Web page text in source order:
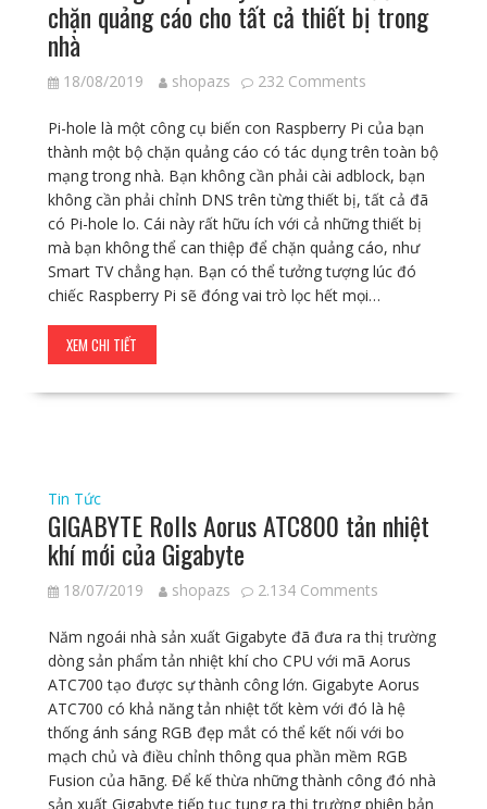
chặn quảng cáo cho tất cả thiết bị trong
nhà
18/08/2019 shopazs 232 Comments
Pi-hole là một công cụ biến con Raspberry Pi của bạn
thành một bộ chặn quảng cáo có tác dụng trên toàn bộ
mạng trong nhà. Bạn không cần phải cài adblock, bạn
không cần phải chỉnh DNS trên từng thiết bị, tất cả đã
có Pi-hole lo. Cái này rất hữu ích với cả những thiết bị
mà bạn không thể can thiệp để chặn quảng cáo, như
Smart TV chẳng hạn. Bạn có thể tưởng tượng lúc đó
chiếc Raspberry Pi sẽ đóng vai trò lọc hết mọi…
XEM CHI TIẾT
Tin Tức
GIGABYTE Rolls Aorus ATC800 tản nhiệt
khí mới của Gigabyte
18/07/2019 shopazs 2.134 Comments
Năm ngoái nhà sản xuất Gigabyte đã đưa ra thị trường
dòng sản phẩm tản nhiệt khí cho CPU với mã Aorus
ATC700 tạo được sự thành công lớn. Gigabyte Aorus
ATC700 có khả năng tản nhiệt tốt kèm với đó là hệ
thống ánh sáng RGB đẹp mắt có thể kết nối với bo
mạch chủ và điều chỉnh thông qua phần mềm RGB
Fusion của hãng. Để kế thừa những thành công đó nhà
sản xuất Gigabyte tiếp tục tung ra thị trường phiên bản